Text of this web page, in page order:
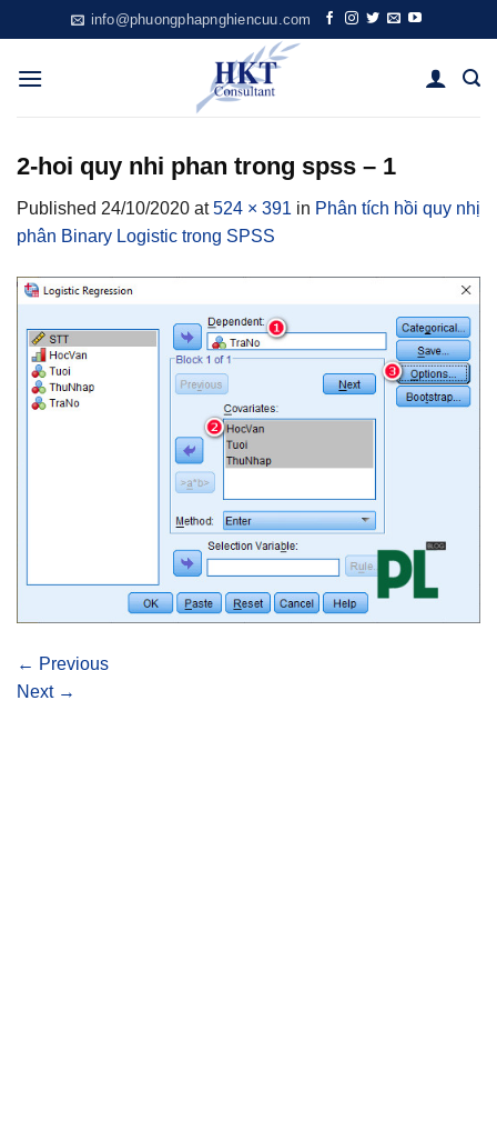
to
content
info@phuongphapnghiencuu.com
2-hoi quy nhi phan trong spss – 1
Published 24/10/2020 at524 × 391 in Phân tích hồi quy nhị
phân Binary Logistic trong SPSS
← Previous
Next →